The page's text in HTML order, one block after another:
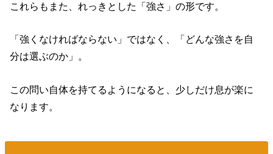
これらもまた、れっきとした「強さ」の形です。
「強くなければならない」ではなく、「どんな強さを自
分は選ぶのか」。
この問い自体を持てるようになると、少しだけ息が楽に
なります。